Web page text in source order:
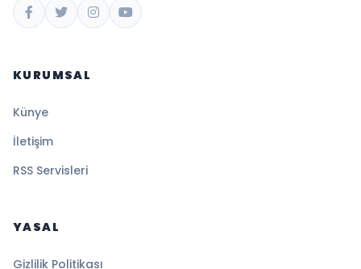
KURUMSAL
Künye
İletişim
RSS Servisleri
YASAL
Gizlilik Politikası